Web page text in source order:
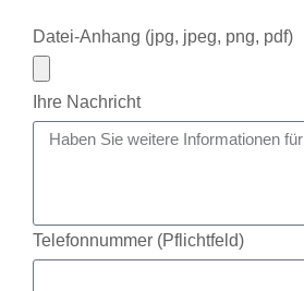
Datei-Anhang (jpg, jpeg, png, pdf)
Ihre Nachricht
Telefonnummer (Pflichtfeld)